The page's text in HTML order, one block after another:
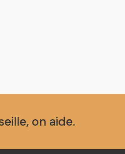
on aide.